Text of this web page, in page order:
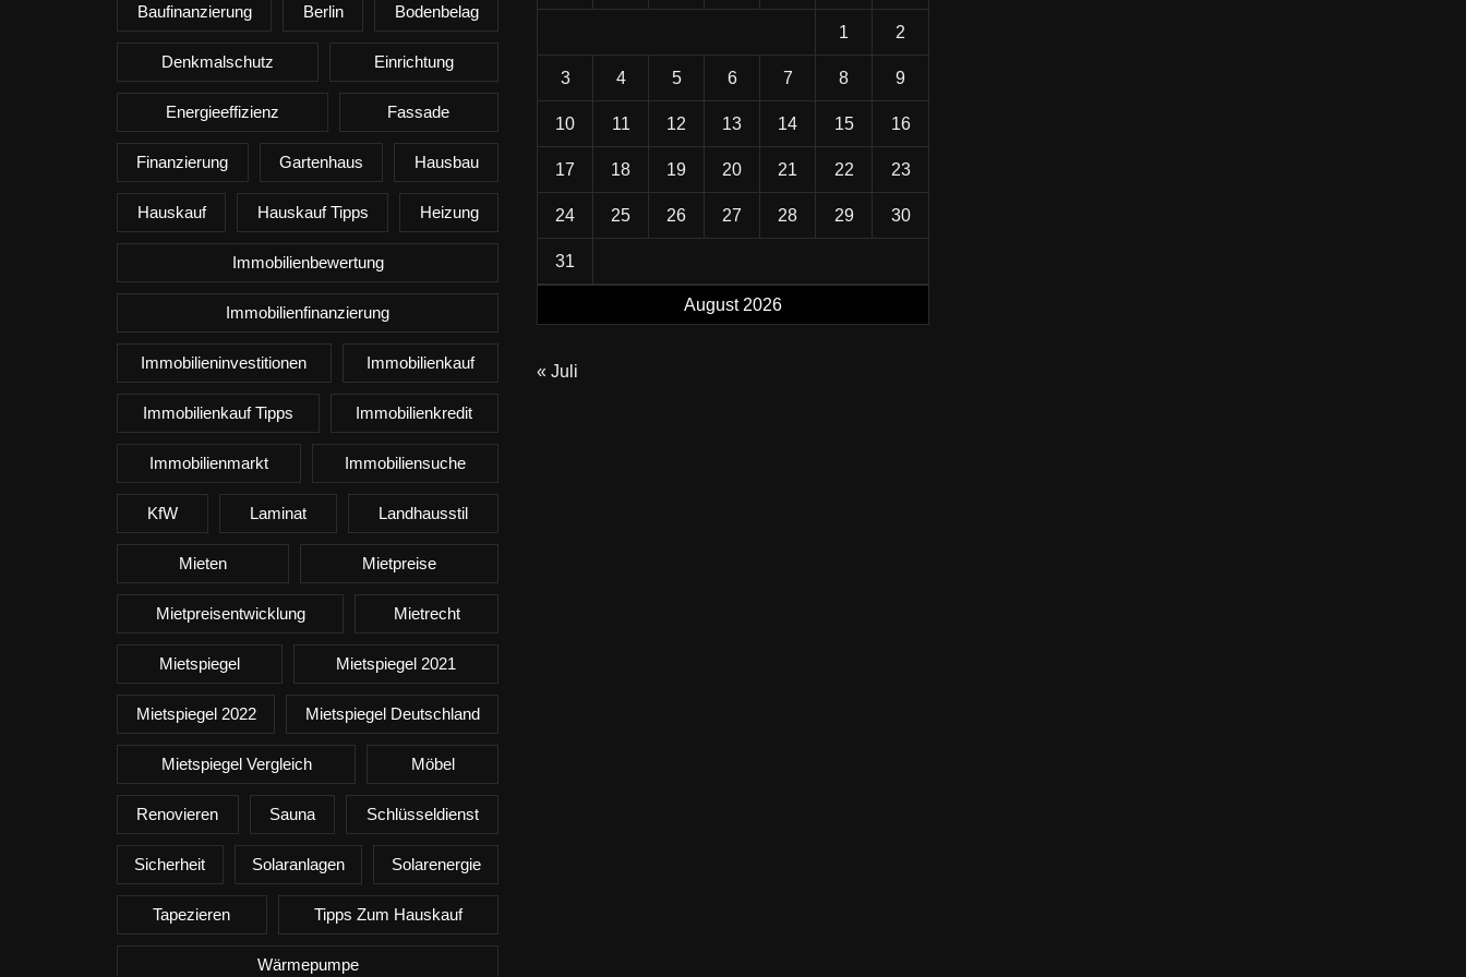
Baufinanzierung Berlin Bodenbelag
Denkmalschutz Einrichtung
Energieeffizienz Fassade
Finanzierung Gartenhaus Hausbau
Hauskauf Hauskauf Tipps Heizung
Immobilienbewertung
Immobilienfinanzierung
Immobilieninvestitionen Immobilienkauf
Immobilienkauf Tipps Immobilienkredit
Immobilienmarkt Immobiliensuche
KfW Laminat Landhausstil
Mieten Mietpreise
Mietpreisentwicklung Mietrecht
Mietspiegel Mietspiegel 2021
Mietspiegel 2022 Mietspiegel Deutschland
Mietspiegel Vergleich Möbel
Renovieren Sauna Schlüsseldienst
Sicherheit Solaranlagen Solarenergie
Tapezieren Tipps Zum Hauskauf
Wärmepumpe
August 2026
1 2
3 4 5 6 7 8 9
10 11 12 13 14 15 16
17 18 19 20 21 22 23
24 25 26 27 28 29 30
31
« Juli